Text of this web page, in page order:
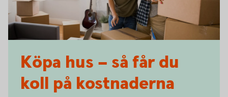
Köpa hus – så får du
koll på kostnaderna